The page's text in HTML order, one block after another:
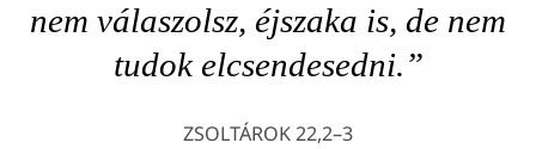
nem válaszolsz, éjszaka is, de nem
tudok elcsendesedni.”
ZSOLTÁROK 22,2–3